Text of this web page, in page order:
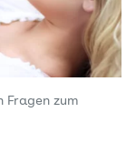
Fragen zum